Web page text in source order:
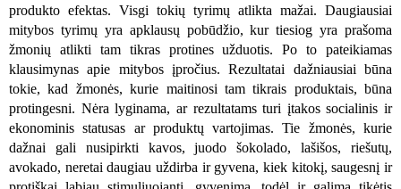
produkto efektas. Visgi tokių tyrimų atlikta mažai. Daugiausiai
mitybos tyrimų yra apklausų pobūdžio, kur tiesiog yra prašoma
žmonių atlikti tam tikras protines užduotis. Po to pateikiamas
klausimynas apie mitybos įpročius. Rezultatai dažniausiai būna
tokie, kad žmonės, kurie maitinosi tam tikrais produktais, būna
protingesni. Nėra lyginama, ar rezultatams turi įtakos socialinis ir
ekonominis statusas ar produktų vartojimas. Tie žmonės, kurie
dažnai gali nusipirkti kavos, juodo šokolado, lašišos, riešutų,
avokado, neretai daugiau uždirba ir gyvena, kiek kitokį, saugesnį ir